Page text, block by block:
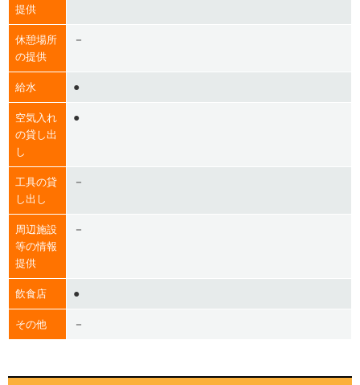
提供
休憩場所
の提供
－
給水 ●
空気入れ
の貸し出
し
●
工具の貸
し出し
－
周辺施設
等の情報
提供
－
飲食店 ●
その他 －